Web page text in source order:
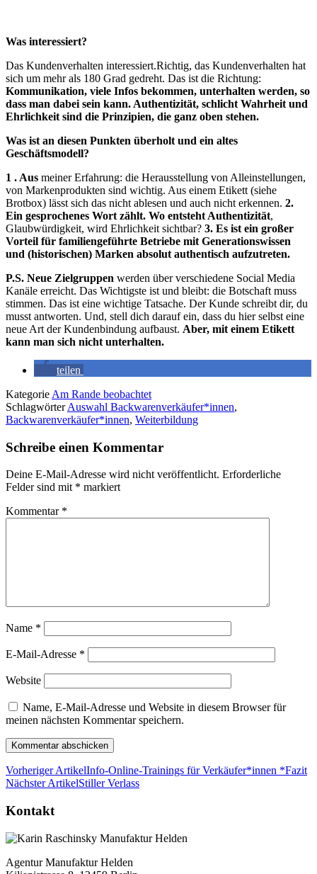
Was interessiert?
Das Kundenverhalten interessiert.Richtig, das Kundenverhalten hat
sich um mehr als 180 Grad gedreht. Das ist die Richtung:
Kommunikation, viele Infos bekommen, unterhalten werden, so
dass man dabei sein kann. Authentizität, schlicht Wahrheit und
Ehrlichkeit sind die Prinzipien, die ganz oben stehen.
Was ist an diesen Punkten überholt und ein altes
Geschäftsmodell?
1 . Aus meiner Erfahrung: die Herausstellung von Alleinstellungen,
von Markenprodukten sind wichtig. Aus einem Etikett (siehe
Brotbox) lässt sich das nicht ablesen und auch nicht erkennen. 2.
Ein gesprochenes Wort zählt. Wo entsteht Authentizität,
Glaubwürdigkeit, wird Ehrlichkeit sichtbar? 3. Es ist ein großer
Vorteil für familiengeführte Betriebe mit Generationswissen
und (historischen) Marken absolut authentisch aufzutreten.
P.S. Neue Zielgruppen werden über verschiedene Social Media
Kanäle erreicht. Das Wichtigste ist und bleibt: die Botschaft muss
stimmen. Das ist eine wichtige Tatsache. Der Kunde schreibt dir, du
musst antworten. Und, stell dich darauf ein, dass du hier selbst eine
neue Art der Kundenbindung aufbaust. Aber, mit einem Etikett
kann man sich nicht unterhalten.
teilen
Kategorie Am Rande beobachtet
SchlagwörterAuswahl Backwarenverkäufer*innen,
Backwarenverkäufer*innen, Weiterbildung
Schreibe einen Kommentar
Deine E-Mail-Adresse wird nicht veröffentlicht. Erforderliche
Felder sind mit * markiert
Kommentar *
Name *
E-Mail-Adresse *
Website
Name, E-Mail-Adresse und Website in diesem Browser für
meinen nächsten Kommentar speichern.
Vorheriger ArtikelInfo-Online-Trainings für Verkäufer*innen *Fazit
Nächster ArtikelStiller Verlass
Kontakt
Agentur Manufaktur Helden